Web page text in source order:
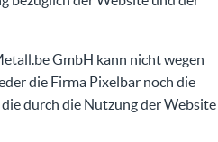
GmbH kann nicht wegen
die Firma Pixelbar noch die
durch die Nutzung der Website